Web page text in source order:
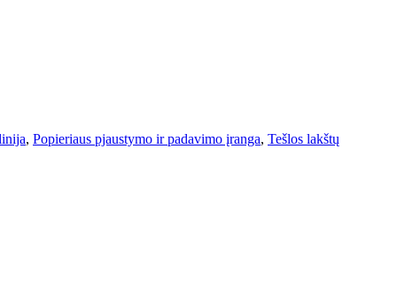
, Popieriaus pjaustymo ir padavimo įranga, Tešlos lakštų